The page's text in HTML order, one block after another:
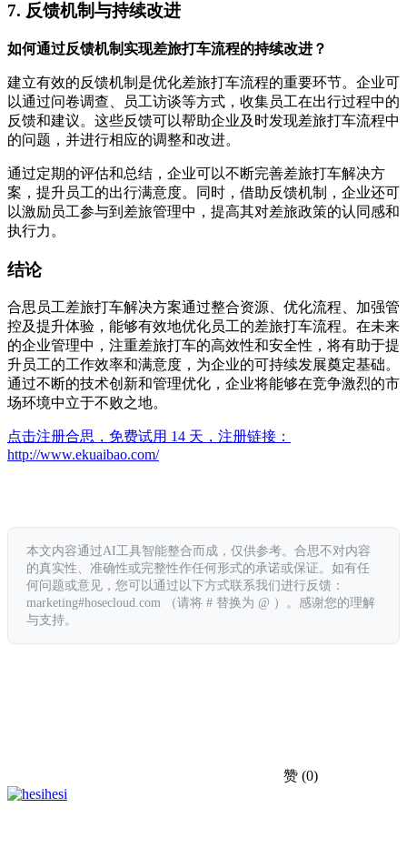
7. 反馈机制与持续改进
如何通过反馈机制实现差旅打车流程的持续改进？
建立有效的反馈机制是优化差旅打车流程的重要环节。企业可
以通过问卷调查、员工访谈等方式，收集员工在出行过程中的
反馈和建议。这些反馈可以帮助企业及时发现差旅打车流程中
的问题，并进行相应的调整和改进。
通过定期的评估和总结，企业可以不断完善差旅打车解决方
案，提升员工的出行满意度。同时，借助反馈机制，企业还可
以激励员工参与到差旅管理中，提高其对差旅政策的认同感和
执行力。
结论
合思员工差旅打车解决方案通过整合资源、优化流程、加强管
控及提升体验，能够有效地优化员工的差旅打车流程。在未来
的企业管理中，注重差旅打车的高效性和安全性，将有助于提
升员工的工作效率和满意度，为企业的可持续发展奠定基础。
通过不断的技术创新和管理优化，企业将能够在竞争激烈的市
场环境中立于不败之地。
点击注册合思，免费试用 14 天，注册链接：
http://www.ekuaibao.com/
本文内容通过AI工具智能整合而成，仅供参考。合思不对内容
的真实性、准确性或完整性作任何形式的承诺或保证。如有任
何问题或意见，您可以通过以下方式联系我们进行反馈：
marketing#hosecloud.com （请将 # 替换为 @ ）。感谢您的理解
与支持。
赞 (0)
hesi